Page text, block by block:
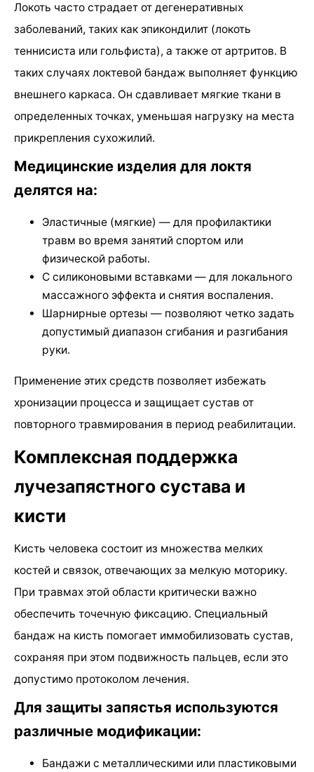
Локоть часто страдает от дегенеративных
заболеваний, таких как эпикондилит (локоть
теннисиста или гольфиста), а также от артритов. В
таких случаях локтевой бандаж выполняет функцию
внешнего каркаса. Он сдавливает мягкие ткани в
определенных точках, уменьшая нагрузку на места
прикрепления сухожилий.
Медицинские изделия для локтя
делятся на:
Эластичные (мягкие) — для профилактики
травм во время занятий спортом или
физической работы.
С силиконовыми вставками — для локального
массажного эффекта и снятия воспаления.
Шарнирные ортезы — позволяют четко задать
допустимый диапазон сгибания и разгибания
руки.
Применение этих средств позволяет избежать
хронизации процесса и защищает сустав от
повторного травмирования в период реабилитации.
Комплексная поддержка
лучезапястного сустава и
кисти
Кисть человека состоит из множества мелких
костей и связок, отвечающих за мелкую моторику.
При травмах этой области критически важно
обеспечить точечную фиксацию. Специальный
бандаж на кисть помогает иммобилизовать сустав,
сохраняя при этом подвижность пальцев, если это
допустимо протоколом лечения.
Для защиты запястья используются
различные модификации:
Бандажи с металлическими или пластиковыми